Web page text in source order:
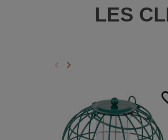
LES
Précédent
keyboard_arrow_left Suivant
keyboard_arrow_right